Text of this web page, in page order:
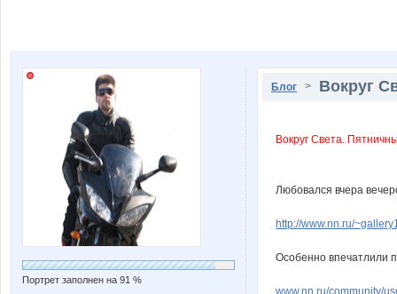
Портрет заполнен на 91 %
Блог > Вокруг
Вокруг Света.
Любовался вчера
http://www.nn.ru/
Особенно впечатлили
www.nn.ru/community/